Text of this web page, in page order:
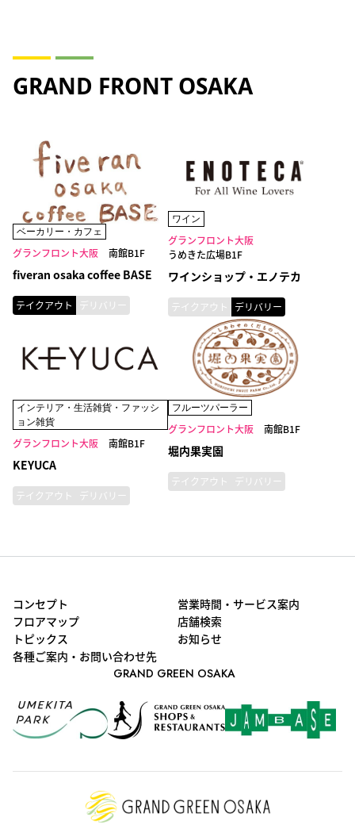
GRAND FRONT OSAKA
ベーカリー・カフェ
グランフロント大阪 南館B1F
fiveran osaka coffee BASE
テイクアウト デリバリー
ワイン
グランフロント大阪
うめきた広場B1F
ワインショップ・エノテカ
テイクアウト デリバリー
インテリア・生活雑貨・ファッシ
ョン雑貨
グランフロント大阪 南館B1F
KEYUCA
テイクアウト デリバリー
フルーツパーラー
グランフロント大阪 南館B1F
堀内果実園
テイクアウト デリバリー
コンセプト
営業時間・サービス案内
フロアマップ
店舗検索
トピックス
お知らせ
各種ご案内・お問い合わせ先
GRAND GREEN OSAKA